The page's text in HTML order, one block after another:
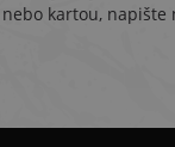
kartou, napište